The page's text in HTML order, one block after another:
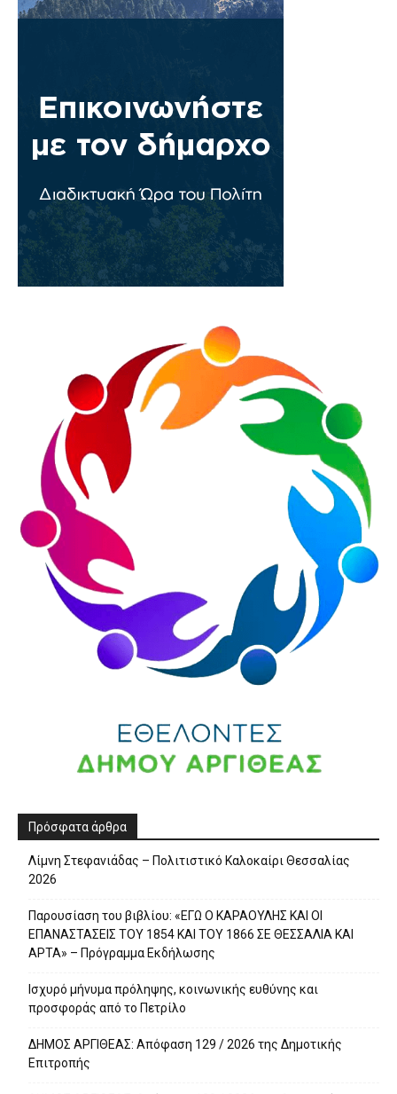
Πρόσφατα άρθρα
Λίμνη Στεφανιάδας – Πολιτιστικό Καλοκαίρι Θεσσαλίας
2026
Παρουσίαση του βιβλίου: «ΕΓΩ Ο ΚΑΡΑΟΥΛΗΣ ΚΑΙ ΟΙ
ΕΠΑΝΑΣΤΑΣΕΙΣ ΤΟΥ 1854 ΚΑΙ ΤΟΥ 1866 ΣΕ ΘΕΣΣΑΛΙΑ ΚΑΙ
ΑΡΤΑ» – Πρόγραμμα Εκδήλωσης
Ισχυρό μήνυμα πρόληψης, κοινωνικής ευθύνης και
προσφοράς από το Πετρίλο
ΔΗΜΟΣ ΑΡΓΙΘΕΑΣ: Απόφαση 129 / 2026 της Δημοτικής
Επιτροπής